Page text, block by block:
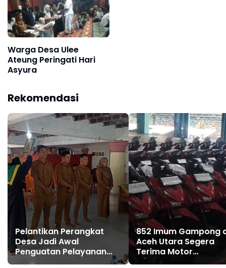
Warga Desa Ulee
Ateung Peringati Hari
Asyura
Rekomendasi
Pelantikan Perangkat
Desa Jadi Awal
Penguatan Pelayanan
untuk Warga
852 Imum Gampong
Aceh Utara Segera
Terima Motor
Operasional